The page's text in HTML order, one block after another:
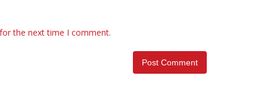
the next time I comment.